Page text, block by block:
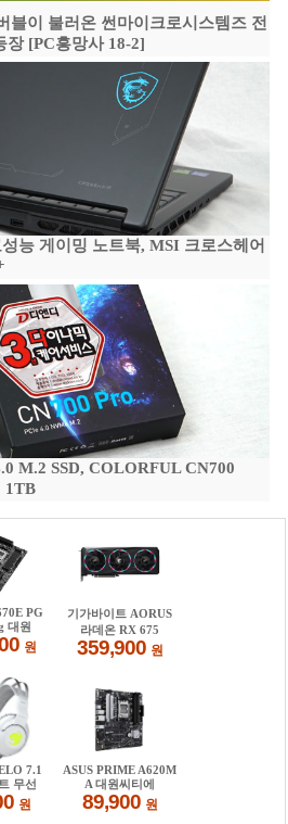
블이 불러온 썬마이크로시스템즈 전
장 [PC흥망사 18-2]
능 게이밍 노트북, MSI 크로스헤어
M.2 SSD, COLORFUL CN700
1TB